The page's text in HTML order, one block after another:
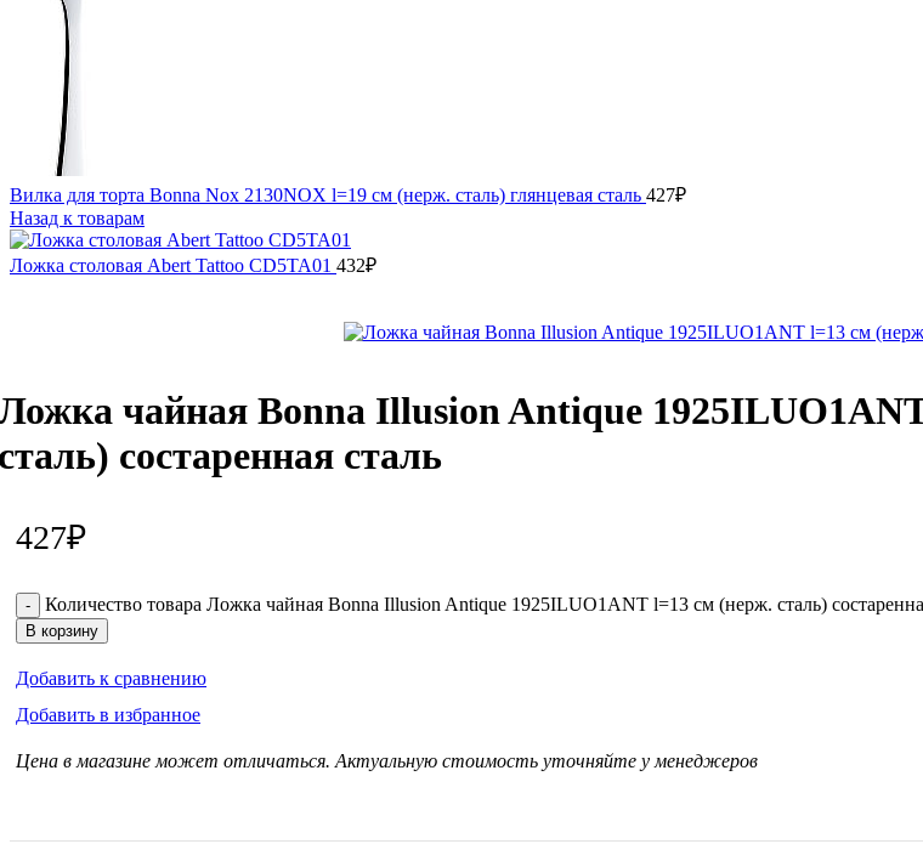
Вилка для торта Bonna Nox 2130NOX l=19 см (нерж. сталь) глянцевая сталь 427₽
Назад к товарам
Ложка столовая Abert Tattoo CD5TA01 432₽
чайная Bonna Illusion Antique
состаренная сталь
427₽
Количество товара Ложка чайная Bonna Illusion Antique 1925ILUO1ANT l=13 см (нерж. сталь)
В корзину
Добавить к сравнению
Добавить в избранное
Цена в магазине может отличаться. Актуальную стоимость уточняйте у менеджеров